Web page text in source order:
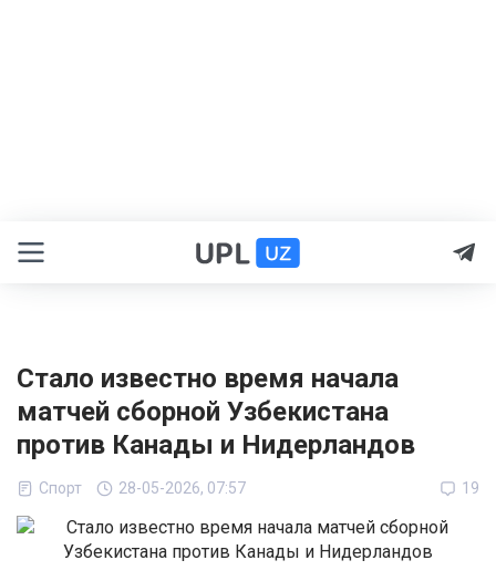
Стало известно время начала
матчей сборной Узбекистана
против Канады и Нидерландов
Спорт 28-05-2026, 07:57 19